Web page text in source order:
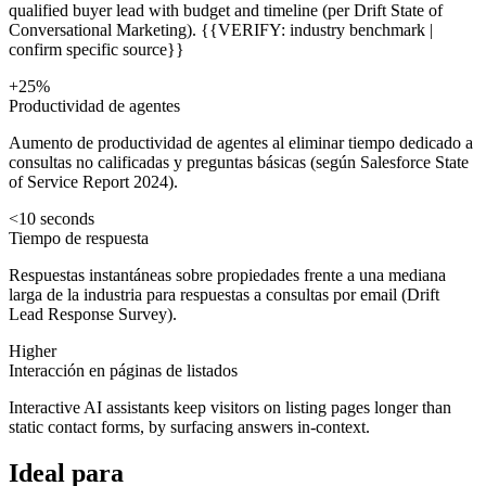
qualified buyer lead with budget and timeline (per Drift State of
Conversational Marketing). {{VERIFY: industry benchmark |
confirm specific source}}
+25%
Productividad de agentes
Aumento de productividad de agentes al eliminar tiempo dedicado a
consultas no calificadas y preguntas básicas (según Salesforce State
of Service Report 2024).
<10 seconds
Tiempo de respuesta
Respuestas instantáneas sobre propiedades frente a una mediana
larga de la industria para respuestas a consultas por email (Drift
Lead Response Survey).
Higher
Interacción en páginas de listados
Interactive AI assistants keep visitors on listing pages longer than
static contact forms, by surfacing answers in-context.
Ideal para